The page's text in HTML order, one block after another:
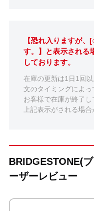
【恐れ入りますが
す。】と表示される
しております。
在庫の更新は1日1回
文のタイミングによ
お客様で在庫が終了
上記表示がされる場
BRIDGESTONE(
ーザーレビュー